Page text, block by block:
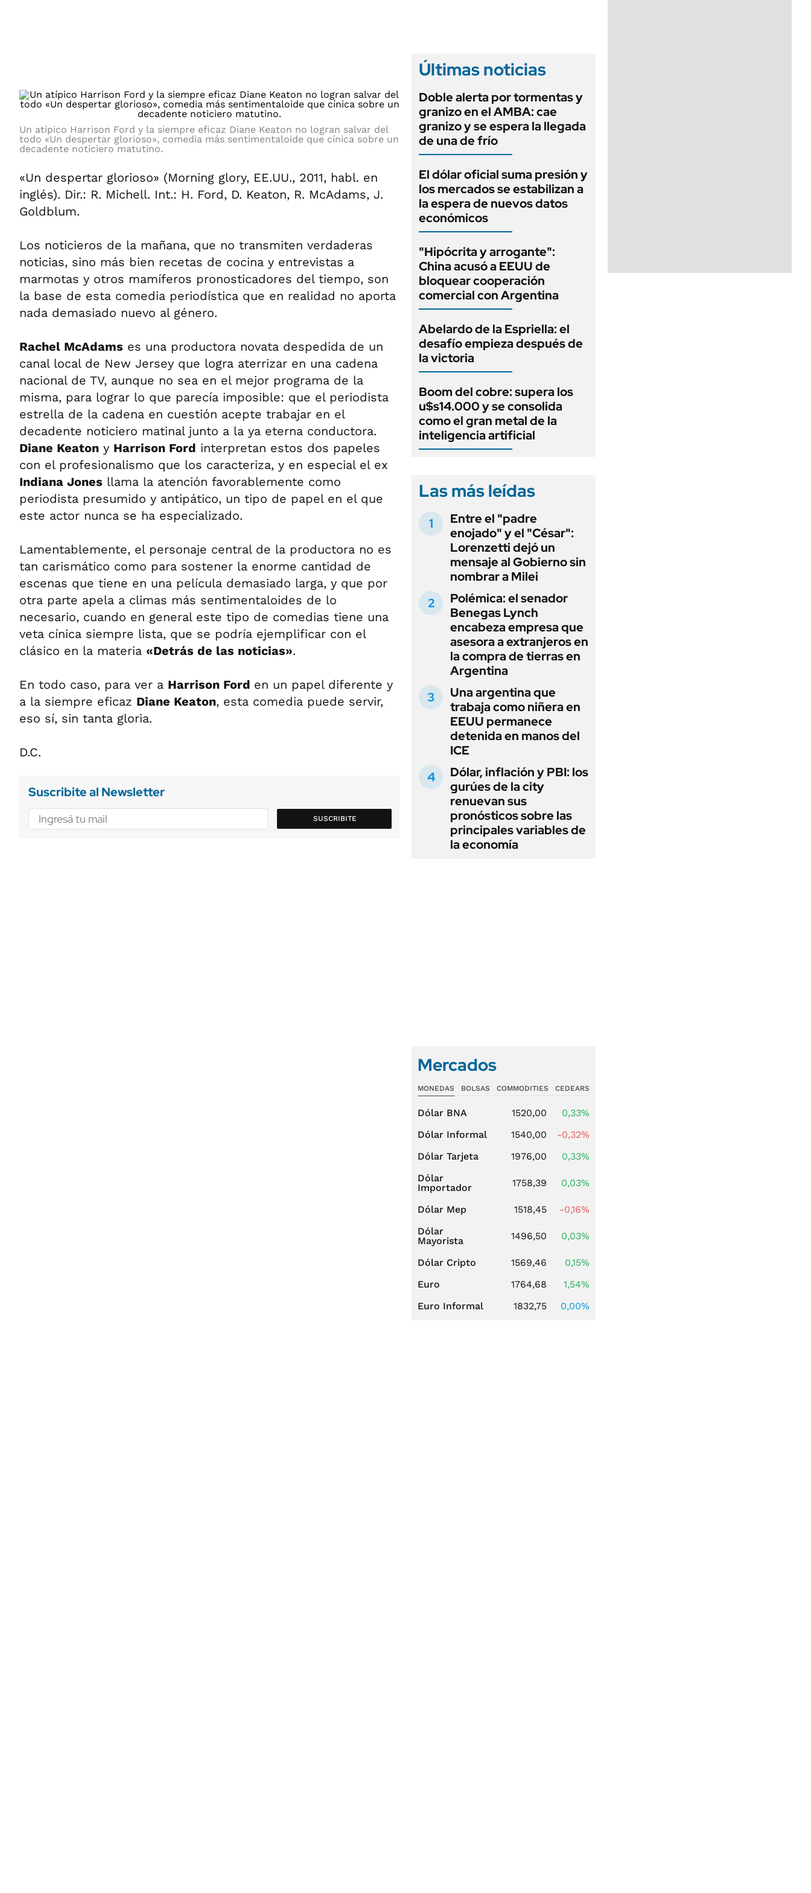
Un atípico Harrison Ford y la siempre eficaz Diane Keaton no logran salvar del
todo «Un despertar glorioso», comedia más sentimentaloide que cínica sobre un
decadente noticiero matutino.
«Un despertar glorioso» (Morning glory, EE.UU., 2011, habl. en
inglés). Dir.: R. Michell. Int.: H. Ford, D. Keaton, R. McAdams, J.
Goldblum.
Los noticieros de la mañana, que no transmiten verdaderas
noticias, sino más bien recetas de cocina y entrevistas a
marmotas y otros mamíferos pronosticadores del tiempo, son
la base de esta comedia periodística que en realidad no aporta
nada demasiado nuevo al género.
Rachel McAdams es una productora novata despedida de un
canal local de New Jersey que logra aterrizar en una cadena
nacional de TV, aunque no sea en el mejor programa de la
misma, para lograr lo que parecía imposible: que el periodista
estrella de la cadena en cuestión acepte trabajar en el
decadente noticiero matinal junto a la ya eterna conductora.
Diane Keaton y Harrison Ford interpretan estos dos papeles
con el profesionalismo que los caracteriza, y en especial el ex
Indiana Jones llama la atención favorablemente como
periodista presumido y antipático, un tipo de papel en el que
este actor nunca se ha especializado.
Lamentablemente, el personaje central de la productora no es
tan carismático como para sostener la enorme cantidad de
escenas que tiene en una película demasiado larga, y que por
otra parte apela a climas más sentimentaloides de lo
necesario, cuando en general este tipo de comedias tiene una
veta cínica siempre lista, que se podría ejemplificar con el
clásico en la materia «Detrás de las noticias».
En todo caso, para ver a Harrison Ford en un papel diferente y
a la siempre eficaz Diane Keaton, esta comedia puede servir,
eso sí, sin tanta gloria.
D.C.
Suscribite al Newsletter
SUSCRIBITE
Últimas noticias
Doble alerta por tormentas y
granizo en el AMBA: cae
granizo y se espera la llegada
de una de frío
El dólar oficial suma presión y
los mercados se estabilizan a
la espera de nuevos datos
económicos
"Hipócrita y arrogante":
China acusó a EEUU de
bloquear cooperación
comercial con Argentina
Abelardo de la Espriella: el
desafío empieza después de
la victoria
Boom del cobre: supera los
u$s14.000 y se consolida
como el gran metal de la
inteligencia artificial
Las más leídas
Entre el "padre
enojado" y el "César":
Lorenzetti dejó un
mensaje al Gobierno sin
nombrar a Milei
Polémica: el senador
Benegas Lynch
encabeza empresa que
asesora a extranjeros en
la compra de tierras en
Argentina
Una argentina que
trabaja como niñera en
EEUU permanece
detenida en manos del
ICE
Dólar, inflación y PBI: los
gurúes de la city
renuevan sus
pronósticos sobre las
principales variables de
la economía
Mercados
MONEDAS BOLSAS COMMODITIES CEDEARS
Dólar BNA 1520,00
0,33%
Dólar Informal
1540,00
-0,32%
Dólar Tarjeta
1976,00
0,33%
Dólar
Importador
1758,39 0,03%
Dólar Mep 1518,45
-0,16%
Dólar
Mayorista
1496,50 0,03%
Dólar Cripto 1569,46
0,15%
Euro
1764,68
1,54%
Euro Informal
1832,75 0,00%